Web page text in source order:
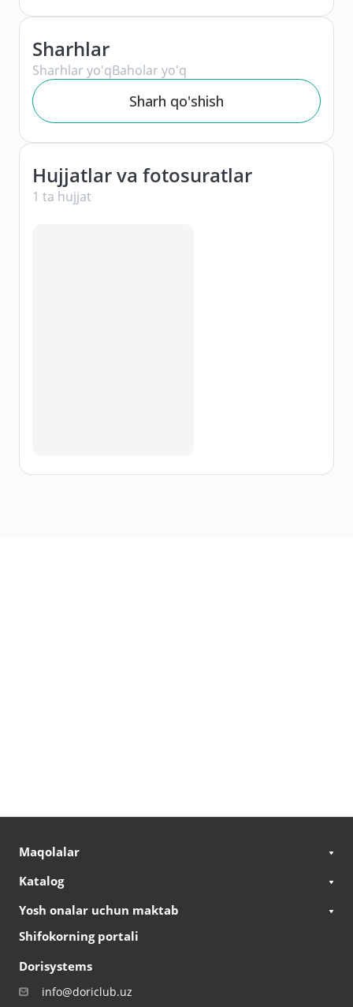
Sharhlar
Sharhlar yo'qBaholar yo'q
Sharh qo'shish
Hujjatlar va fotosuratlar
1 ta hujjat
Maqolalar
Katalog
Yosh onalar uchun maktab
Shifokorning portali
Dorisystems
info@doriclub.uz